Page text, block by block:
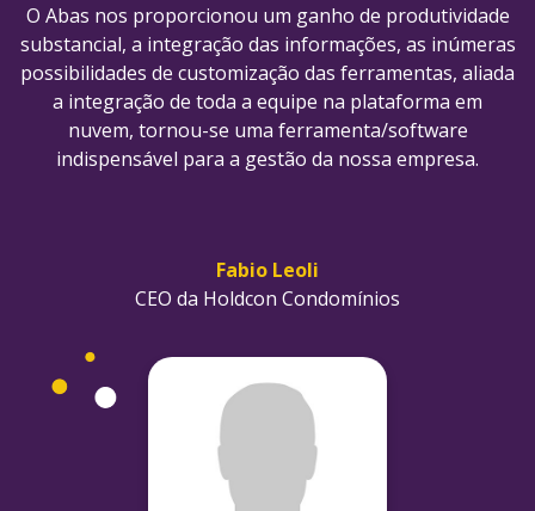
O Abas nos proporcionou um ganho de produtividade
substancial, a integração das informações, as inúmeras
possibilidades de customização das ferramentas, aliada
a integração de toda a equipe na plataforma em
nuvem, tornou-se uma ferramenta/software
indispensável para a gestão da nossa empresa.
Fabio Leoli
CEO da Holdcon Condomínios